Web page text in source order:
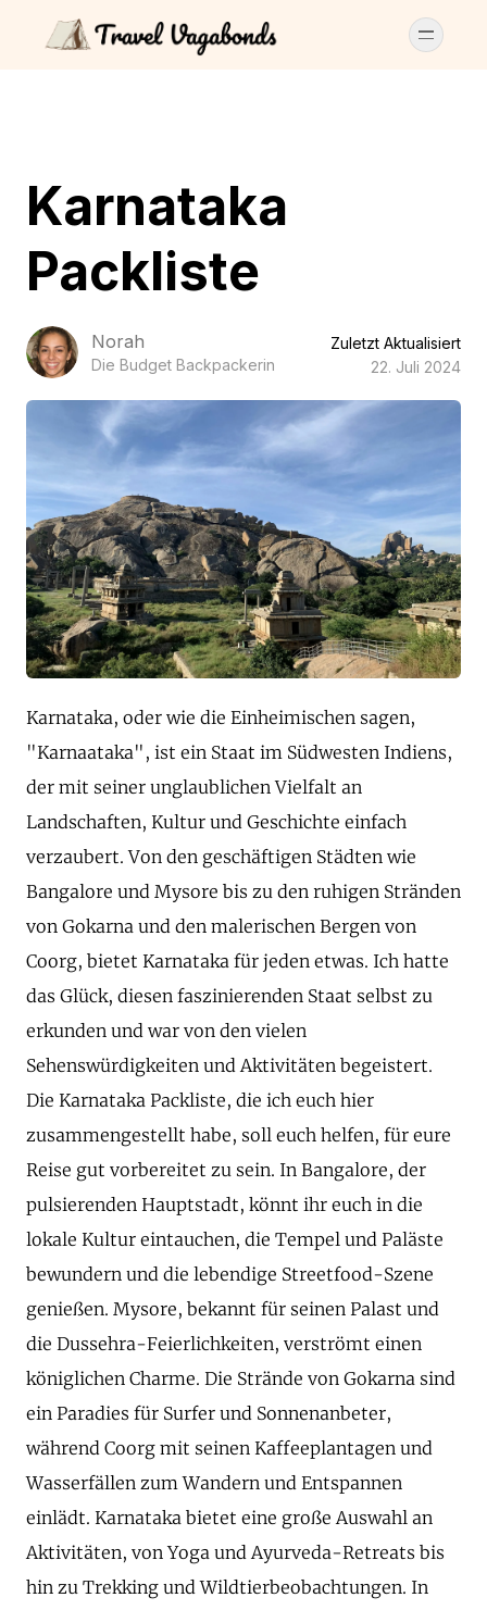
Karnataka
Packliste
Norah
Die Budget Backpackerin
Zuletzt Aktualisiert
22. Juli 2024
Karnataka, oder wie die Einheimischen sagen,
"Karnaataka", ist ein Staat im Südwesten Indiens,
der mit seiner unglaublichen Vielfalt an
Landschaften, Kultur und Geschichte einfach
verzaubert. Von den geschäftigen Städten wie
Bangalore und Mysore bis zu den ruhigen Stränden
von Gokarna und den malerischen Bergen von
Coorg, bietet Karnataka für jeden etwas. Ich hatte
das Glück, diesen faszinierenden Staat selbst zu
erkunden und war von den vielen
Sehenswürdigkeiten und Aktivitäten begeistert.
Die Karnataka Packliste, die ich euch hier
zusammengestellt habe, soll euch helfen, für eure
Reise gut vorbereitet zu sein. In Bangalore, der
pulsierenden Hauptstadt, könnt ihr euch in die
lokale Kultur eintauchen, die Tempel und Paläste
bewundern und die lebendige Streetfood-Szene
genießen. Mysore, bekannt für seinen Palast und
die Dussehra-Feierlichkeiten, verströmt einen
königlichen Charme. Die Strände von Gokarna sind
ein Paradies für Surfer und Sonnenanbeter,
während Coorg mit seinen Kaffeeplantagen und
Wasserfällen zum Wandern und Entspannen
einlädt. Karnataka bietet eine große Auswahl an
Aktivitäten, von Yoga und Ayurveda-Retreats bis
hin zu Trekking und Wildtierbeobachtungen. In